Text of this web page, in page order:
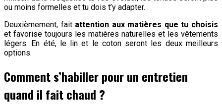
ou moins formelles et tu dois t’y adapter.
Deuxièmement, fait attention aux matières que tu choisis
et favorise toujours les matières naturelles et les vêtements
légers. En été, le lin et le coton seront les deux meilleurs
options.
Comment s’habiller pour un entretien
quand il fait chaud ?